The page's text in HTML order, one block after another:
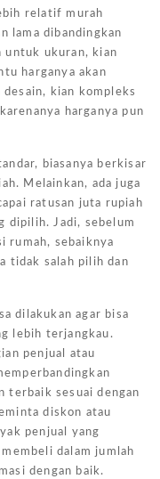
relatif murah
lama dibandingkan
untuk ukuran, kian
harganya akan
desain, kian kompleks
harganya pun
biasanya berkisar
Melainkan, ada juga
ratusan juta rupiah
dipilih. Jadi, sebelum
rumah, sebaiknya
tidak salah pilih dan
dilakukan agar bisa
lebih terjangkau.
penjual atau
terbaik sesuai dengan
diskon atau
penjual yang
dalam jumlah
dengan baik.